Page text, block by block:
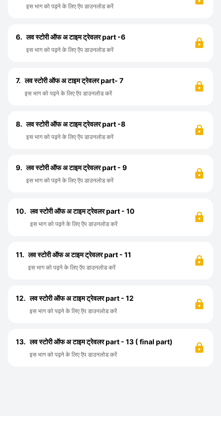
इस भाग को पढ़ने के लिए ऍप डाउनलोड करें
6. लव स्टोरी ऑफ अ टाइम ट्रेवलर part -6
इस भाग को पढ़ने के लिए ऍप डाउनलोड करें
7. लव स्टोरी ऑफ अ टाइम ट्रेवलर part- 7
इस भाग को पढ़ने के लिए ऍप डाउनलोड करें
8. लव स्टोरी ऑफ अ टाइम ट्रेवलर part -8
इस भाग को पढ़ने के लिए ऍप डाउनलोड करें
9. लव स्टोरी ऑफ अ टाइम ट्रेवलर part - 9
इस भाग को पढ़ने के लिए ऍप डाउनलोड करें
10. लव स्टोरी ऑफ अ टाइम ट्रेवलर part - 10
इस भाग को पढ़ने के लिए ऍप डाउनलोड करें
11. लव स्टोरी ऑफ अ टाइम ट्रेवलर part - 11
इस भाग को पढ़ने के लिए ऍप डाउनलोड करें
12. लव स्टोरी ऑफ अ टाइम ट्रेवलर part - 12
इस भाग को पढ़ने के लिए ऍप डाउनलोड करें
13. लव स्टोरी ऑफ अ टाइम ट्रेवलर part - 13 ( final part)
इस भाग को पढ़ने के लिए ऍप डाउनलोड करें